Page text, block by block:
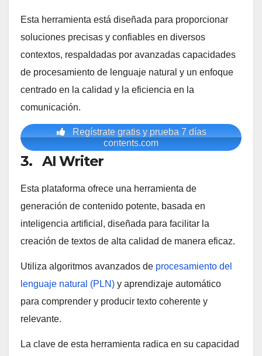
Esta herramienta está diseñada para proporcionar
soluciones precisas y confiables en diversos
contextos, respaldadas por avanzadas capacidades
de procesamiento de lenguaje natural y un enfoque
centrado en la calidad y la eficiencia en la
comunicación.
Regístrate gratis y prueba 7 días
contents.com
3. AI Writer
Esta plataforma ofrece una herramienta de
generación de contenido potente, basada en
inteligencia artificial, diseñada para facilitar la
creación de textos de alta calidad de manera eficaz.
Utiliza algoritmos avanzados de procesamiento del
lenguaje natural (PLN) y aprendizaje automático
para comprender y producir texto coherente y
relevante.
La clave de esta herramienta radica en su capacidad